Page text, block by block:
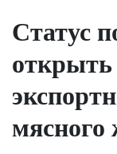
Статус
открыть
мясного